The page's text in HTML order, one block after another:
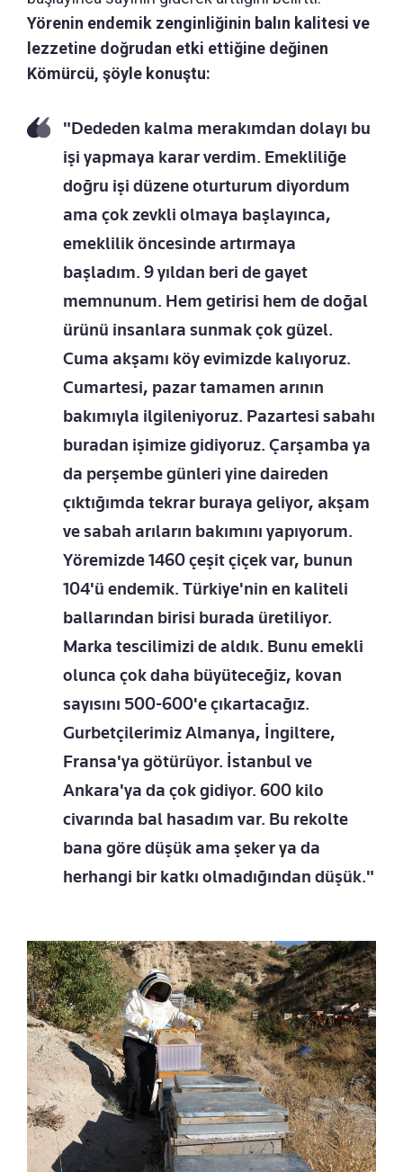
Yörenin endemik zenginliğinin balın kalitesi ve
lezzetine doğrudan etki ettiğine değinen
Kömürcü, şöyle konuştu:
"Dededen kalma merakımdan dolayı bu
işi yapmaya karar verdim. Emekliliğe
doğru işi düzene oturturum diyordum
ama çok zevkli olmaya başlayınca,
emeklilik öncesinde artırmaya
başladım. 9 yıldan beri de gayet
memnunum. Hem getirisi hem de doğal
ürünü insanlara sunmak çok güzel.
Cuma akşamı köy evimizde kalıyoruz.
Cumartesi, pazar tamamen arının
bakımıyla ilgileniyoruz. Pazartesi sabahı
buradan işimize gidiyoruz. Çarşamba ya
da perşembe günleri yine daireden
çıktığımda tekrar buraya geliyor, akşam
ve sabah arıların bakımını yapıyorum.
Yöremizde 1460 çeşit çiçek var, bunun
104'ü endemik. Türkiye'nin en kaliteli
ballarından birisi burada üretiliyor.
Marka tescilimizi de aldık. Bunu emekli
olunca çok daha büyüteceğiz, kovan
sayısını 500-600'e çıkartacağız.
Gurbetçilerimiz Almanya, İngiltere,
Fransa'ya götürüyor. İstanbul ve
Ankara'ya da çok gidiyor. 600 kilo
civarında bal hasadım var. Bu rekolte
bana göre düşük ama şeker ya da
herhangi bir katkı olmadığından düşük."